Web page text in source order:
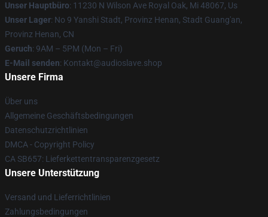
Unser Hauptbüro: 11230 N Wilson Ave Royal Oak, Mi 48067, Us
Unser Lager: No 9 Yanshi Stadt, Provinz Henan, Stadt Guang'an,
Provinz Henan, CN
Geruch: 9AM – 5PM (Mon – Fri)
E-Mail senden: Kontakt@audioslave.shop
Unsere Firma
Über uns
Allgemeine Geschäftsbedingungen
Datenschutzrichtlinien
DMCA - Copyright Policy
CA SB657: Lieferkettentransparenzgesetz
Unsere Unterstützung
Versand und Lieferrichtlinien
Zahlungsbedingungen